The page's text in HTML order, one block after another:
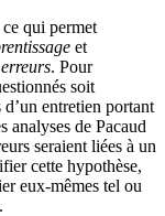
qui permet
et
. Pour
soit
entretien portant
analyses de Pacaud
seraient liées à un
cette hypothèse,
eux-mêmes tel ou